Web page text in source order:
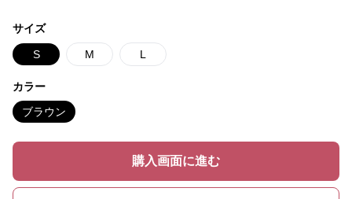
サイズ
S M L
カラー
ブラウン
購入画面に進む